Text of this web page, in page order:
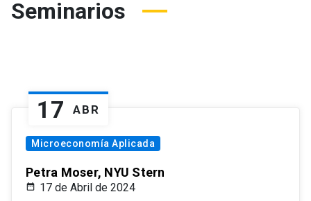
Seminarios
17 ABR
Microeconomía Aplicada
Petra Moser, NYU Stern
17 de Abril de 2024